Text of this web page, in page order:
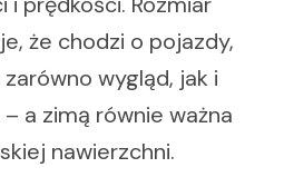
że chodzi o pojazdy,
wygląd, jak i
a zimą równie ważna
nawierzchni.